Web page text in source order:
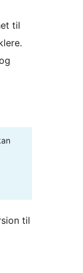
til
til